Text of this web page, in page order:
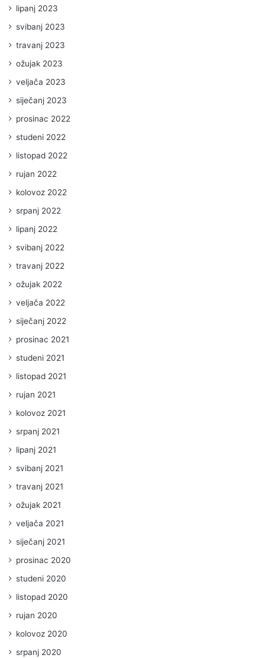
lipanj 2023
svibanj 2023
travanj 2023
ožujak 2023
veljača 2023
siječanj 2023
prosinac 2022
studeni 2022
listopad 2022
rujan 2022
kolovoz 2022
srpanj 2022
lipanj 2022
svibanj 2022
travanj 2022
ožujak 2022
veljača 2022
siječanj 2022
prosinac 2021
studeni 2021
listopad 2021
rujan 2021
kolovoz 2021
srpanj 2021
lipanj 2021
svibanj 2021
travanj 2021
ožujak 2021
veljača 2021
siječanj 2021
prosinac 2020
studeni 2020
listopad 2020
rujan 2020
kolovoz 2020
srpanj 2020